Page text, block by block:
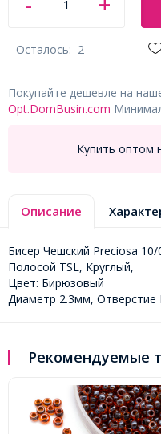
Осталось: 2
Покупайте дешевле на
Opt.DomBusin.com
Купить оптом
Описание
Бисер Чешский Preciosa
Полосой TSL, Круглый,
Цвет: Бирюзовый
Диаметр 2.3мм, Отверстие
Рекомендуемые